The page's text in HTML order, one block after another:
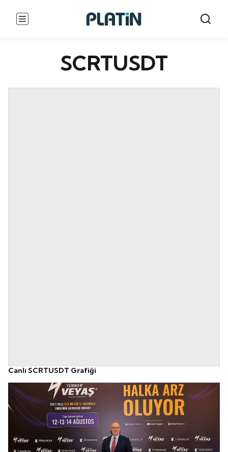
SCRTUSDT
Canlı SCRTUSDT Grafiği